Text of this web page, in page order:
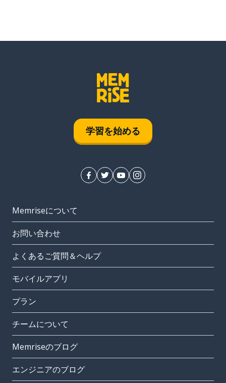
学習を始める
Memriseについて
お問い合わせ
よくあるご質問＆ヘルプ
モバイルアプリ
プラン
チームについて
Memriseのブログ
エンジニアのブログ